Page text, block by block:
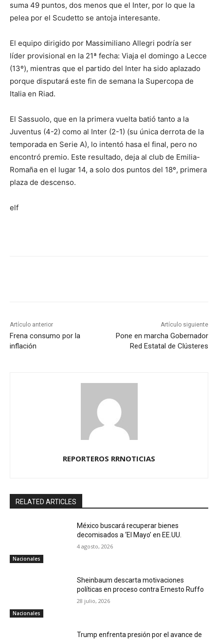
suma 49 puntos, dos menos que el Inter, por lo que la
pelea por el Scudetto se antoja interesante.
El equipo dirigido por Massimiliano Allegri podría ser
líder provisional en la 21ª fecha: Viaja el domingo a Lecce
(13º), mientras que el partido del Inter ha sido aplazado
porque disputará este fin de semana la Supercopa de
Italia en Riad.
El Sassuolo, que en la primera vuelta batió tanto a la
Juventus (4-2) como al Inter (2-1) (su única derrota de la
temporada en Serie A), lo intentó hasa el final, pero no
encontró premio. Este resultado, deja al club de Emilia-
Romaña en el lugar 14, a solo dos puntos del 18º, primera
plaza de descenso.
elf
Artículo anterior
Frena consumo por la
inflación
Artículo siguiente
Pone en marcha Gobernador
Red Estatal de Clústeres
REPORTEROS RRNOTICIAS
RELATED ARTICLES
Nacionales
México buscará recuperar bienes
decomisados a ‘El Mayo’ en EE.UU.
4 agosto, 2026
Nacionales
Sheinbaum descarta motivaciones
políticas en proceso contra Ernesto Ruffo
28 julio, 2026
Trump enfrenta presión por el avance de